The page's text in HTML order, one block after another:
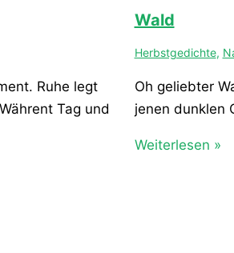
Ruhe legt
Tag und
Wald
Herbstgedichte,
Oh geliebter
jenen dunklen
Weiterlesen »